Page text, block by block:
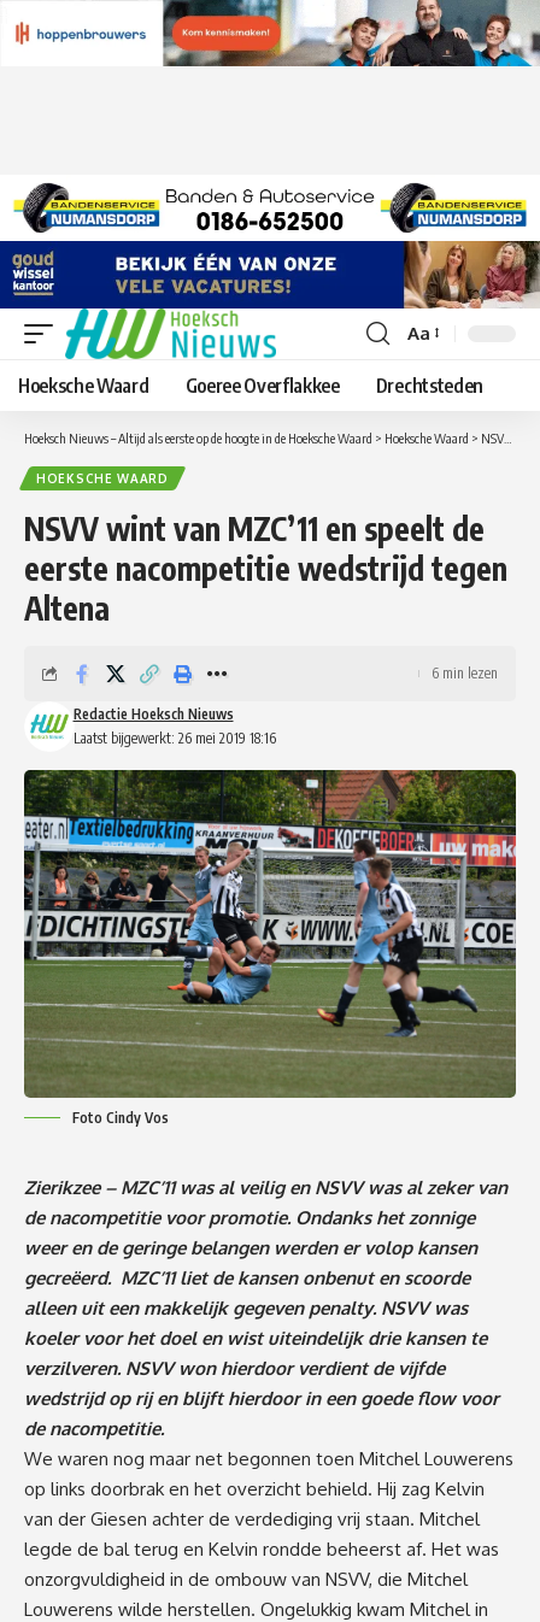
Lettergrootte
aanpassen
Aa
Hoeksche Waard Goeree Overflakkee Drechtsteden
Hoeksch Nieuws – Altijd als eerste op de hoogte in de Hoeksche Waard > Hoeksche Waard > NSVV wint van MZC’11 en speelt de eerste nacompetitie wedstrijd tegen Altena
HOEKSCHE WAARD
NSVV wint van MZC’11 en speelt de
eerste nacompetitie wedstrijd tegen
Altena
Laatst bijgewerkt: 26 mei 2019 18:16
Redactie Hoeksch Nieuws
6 min lezen
Foto Cindy Vos
Zierikzee – MZC’11 was al veilig en NSVV was al zeker van
de nacompetitie voor promotie. Ondanks het zonnige
weer en de geringe belangen werden er volop kansen
gecreëerd. MZC’11 liet de kansen onbenut en scoorde
alleen uit een makkelijk gegeven penalty. NSVV was
koeler voor het doel en wist uiteindelijk drie kansen te
verzilveren. NSVV won hierdoor verdient de vijfde
wedstrijd op rij en blijft hierdoor in een goede flow voor
de nacompetitie.
We waren nog maar net begonnen toen Mitchel Louwerens
op links doorbrak en het overzicht behield. Hij zag Kelvin
van der Giesen achter de verdediging vrij staan. Mitchel
legde de bal terug en Kelvin rondde beheerst af. Het was
onzorgvuldigheid in de ombouw van NSVV, die Mitchel
Louwerens wilde herstellen. Ongelukkig kwam Mitchel in